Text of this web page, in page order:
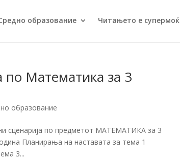
образование Читањето е супермоќ
Математика за 3
образование
сценарија по предметот МАТЕМАТИКА за 3
Планирања на наставата за тема 1
3...